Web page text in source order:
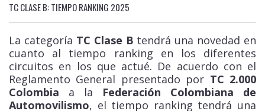
TC CLASE B: TIEMPO RANKING 2025
La categoría TC Clase B tendrá una novedad en
cuanto al tiempo ranking en los diferentes
circuitos en los que actué. De acuerdo con el
Reglamento General presentado por TC 2.000
Colombia a la Federación Colombiana de
Automovilismo, el tiempo ranking tendrá una